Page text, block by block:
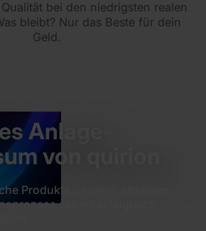
bei den niedrigsten realen
bleibt? Nur das Beste für dein
Geld.
Anlage-
von quirion
Produkte unseren strengen
aktuell erfolgreich